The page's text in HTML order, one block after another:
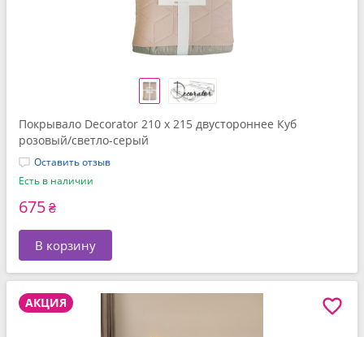
Покрывало Decorator 210 x 215 двустороннее Куб
розовый/светло-серый
Оставить отзыв
Есть в наличии
675₴
В корзину
АКЦИЯ